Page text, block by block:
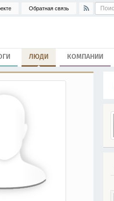
Обратная связь
ЛЮДИ КОМПАНИИ